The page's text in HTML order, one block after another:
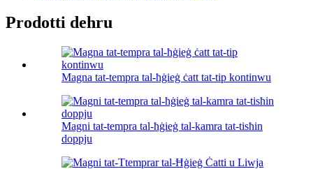
Prodotti dehru
Magna tat-tempra tal-ħġieġ ċatt tat-tip kontinwu
Magni tat-tempra tal-ħġieġ tal-kamra tat-tisħin
doppju